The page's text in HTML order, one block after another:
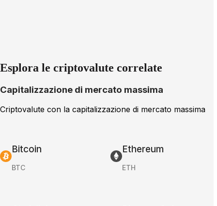
Esplora le criptovalute correlate
Capitalizzazione di mercato massima
Criptovalute con la capitalizzazione di mercato massima
Bitcoin
BTC
Ethereum
ETH